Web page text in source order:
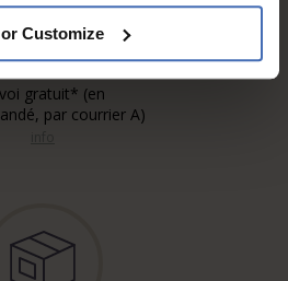
Customize
gratuit* (en
par courrier A)